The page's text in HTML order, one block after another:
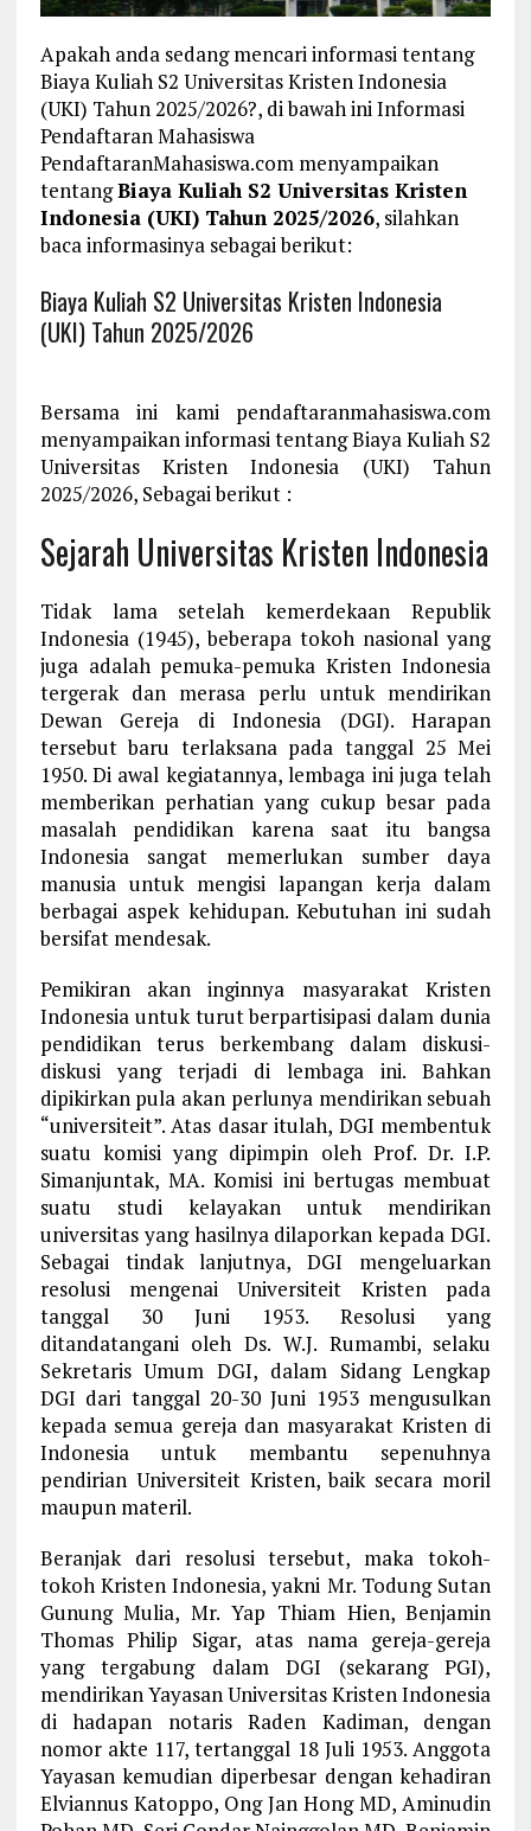
Apakah anda sedang mencari informasi tentang
Biaya Kuliah S2 Universitas Kristen Indonesia
(UKI) Tahun 2025/2026?, di bawah ini Informasi
Pendaftaran Mahasiswa
PendaftaranMahasiswa.com menyampaikan
tentangBiaya Kuliah S2 Universitas Kristen
Indonesia (UKI) Tahun 2025/2026, silahkan
baca informasinya sebagai berikut:
Biaya Kuliah S2 Universitas Kristen Indonesia
(UKI) Tahun 2025/2026
Bersama ini kami pendaftaranmahasiswa.com
menyampaikan informasi tentang Biaya Kuliah S2
Universitas Kristen Indonesia (UKI) Tahun
2025/2026, Sebagai berikut :
Sejarah Universitas Kristen Indonesia
Tidak lama setelah kemerdekaan Republik
Indonesia (1945), beberapa tokoh nasional yang
juga adalah pemuka-pemuka Kristen Indonesia
tergerak dan merasa perlu untuk mendirikan
Dewan Gereja di Indonesia (DGI). Harapan
tersebut baru terlaksana pada tanggal 25 Mei
1950. Di awal kegiatannya, lembaga ini juga telah
memberikan perhatian yang cukup besar pada
masalah pendidikan karena saat itu bangsa
Indonesia sangat memerlukan sumber daya
manusia untuk mengisi lapangan kerja dalam
berbagai aspek kehidupan. Kebutuhan ini sudah
bersifat mendesak.
Pemikiran akan inginnya masyarakat Kristen
Indonesia untuk turut berpartisipasi dalam dunia
pendidikan terus berkembang dalam diskusi-
diskusi yang terjadi di lembaga ini. Bahkan
dipikirkan pula akan perlunya mendirikan sebuah
“universiteit”. Atas dasar itulah, DGI membentuk
suatu komisi yang dipimpin oleh Prof. Dr. I.P.
Simanjuntak, MA. Komisi ini bertugas membuat
suatu studi kelayakan untuk mendirikan
universitas yang hasilnya dilaporkan kepada DGI.
Sebagai tindak lanjutnya, DGI mengeluarkan
resolusi mengenai Universiteit Kristen pada
tanggal 30 Juni 1953. Resolusi yang
ditandatangani oleh Ds. W.J. Rumambi, selaku
Sekretaris Umum DGI, dalam Sidang Lengkap
DGI dari tanggal 20-30 Juni 1953 mengusulkan
kepada semua gereja dan masyarakat Kristen di
Indonesia untuk membantu sepenuhnya
pendirian Universiteit Kristen, baik secara moril
maupun materil.
Beranjak dari resolusi tersebut, maka tokoh-
tokoh Kristen Indonesia, yakni Mr. Todung Sutan
Gunung Mulia, Mr. Yap Thiam Hien, Benjamin
Thomas Philip Sigar, atas nama gereja-gereja
yang tergabung dalam DGI (sekarang PGI),
mendirikan Yayasan Universitas Kristen Indonesia
di hadapan notaris Raden Kadiman, dengan
nomor akte 117, tertanggal 18 Juli 1953. Anggota
Yayasan kemudian diperbesar dengan kehadiran
Elviannus Katoppo, Ong Jan Hong MD, Aminudin